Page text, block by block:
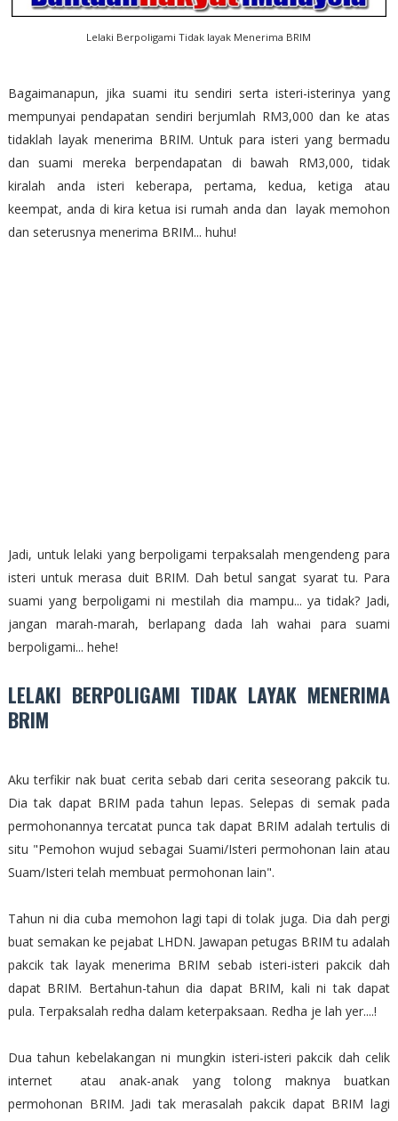
Lelaki Berpoligami Tidak layak Menerima BRIM
Bagaimanapun, jika suami itu sendiri serta isteri-isterinya yang
mempunyai pendapatan sendiri berjumlah RM3,000 dan ke atas
tidaklah layak menerima BRIM. Untuk para isteri yang bermadu
dan suami mereka berpendapatan di bawah RM3,000, tidak
kiralah anda isteri keberapa, pertama, kedua, ketiga atau
keempat, anda di kira ketua isi rumah anda dan layak memohon
dan seterusnya menerima BRIM... huhu!
Jadi, untuk lelaki yang berpoligami terpaksalah mengendeng para
isteri untuk merasa duit BRIM. Dah betul sangat syarat tu. Para
suami yang berpoligami ni mestilah dia mampu... ya tidak? Jadi,
jangan marah-marah, berlapang dada lah wahai para suami
berpoligami... hehe!
LELAKI BERPOLIGAMI TIDAK LAYAK MENERIMA
BRIM
Aku terfikir nak buat cerita sebab dari cerita seseorang pakcik tu.
Dia tak dapat BRIM pada tahun lepas. Selepas di semak pada
permohonannya tercatat punca tak dapat BRIM adalah tertulis di
situ "Pemohon wujud sebagai Suami/Isteri permohonan lain atau
Suam/Isteri telah membuat permohonan lain".
Tahun ni dia cuba memohon lagi tapi di tolak juga. Dia dah pergi
buat semakan ke pejabat LHDN. Jawapan petugas BRIM tu adalah
pakcik tak layak menerima BRIM sebab isteri-isteri pakcik dah
dapat BRIM. Bertahun-tahun dia dapat BRIM, kali ni tak dapat
pula. Terpaksalah redha dalam keterpaksaan. Redha je lah yer....!
Dua tahun kebelakangan ni mungkin isteri-isteri pakcik dah celik
internet atau anak-anak yang tolong maknya buatkan
permohonan BRIM. Jadi tak merasalah pakcik dapat BRIM lagi